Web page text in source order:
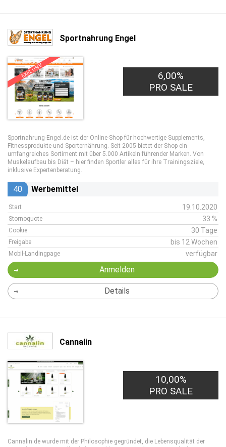
Sportnahrung Engel
EXKLUSIV
6,00%
PRO SALE
Sportnahrung-Engel.de ist der Online-Shop für hochwertige Supplements,
Fitnessprodukte und Sporternährung. Seit 2005 bietet der Shop ein
umfangreiches Sortiment mit über 5.000 Artikeln führender Marken. Von
Muskelaufbau bis Diät – hier finden Sportler alles für ihre Trainingsziele,
inklusive Expertenberatung.
40 Werbemittel
Start 19.10.2020
Stornoquote 33 %
Cookie 30 Tage
Freigabe bis 12 Wochen
Mobil-Landingpage verfügbar
Anmelden
Details
Cannalin
10,00%
PRO SALE
Cannalin.de wurde mit der Philosophie gegründet, die Lebensqualität der